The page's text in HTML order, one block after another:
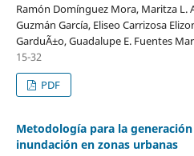
Ramón Domínguez Mora, Maritza L.
Guzmán García, Eliseo Carrizosa
GarduÃ±o, Guadalupe E. Fuentes
15-32
PDF
Metodología para la
inundación en zonas urbanas